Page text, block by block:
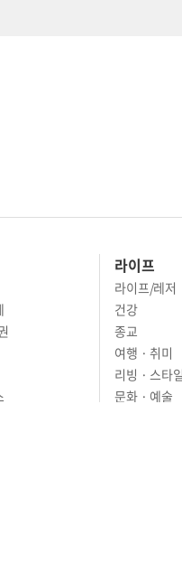
라이프
라이프/레저
건강
종교
여행 · 취미